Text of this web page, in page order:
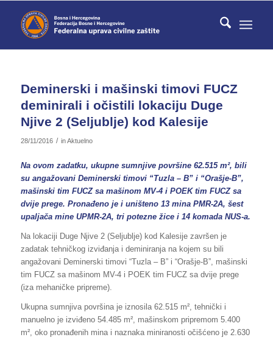
Deminerski i mašinski timovi FUCZ
deminirali i očistili lokaciju Duge
Njive 2 (Seljublje) kod Kalesije
28/11/2016 / inAktuelno
Na ovom zadatku, ukupne sumnjive površine 62.515 m², bili
su angažovani Deminerski timovi “Tuzla – B” i “Orašje-B”,
mašinski tim FUCZ sa mašinom MV-4 i POEK tim FUCZ sa
dvije prege. Pronađeno je i uništeno 13 mina PMR-2A, šest
upaljača mine UPMR-2A, tri potezne žice i 14 komada NUS-a.
Na lokaciji Duge Njive 2 (Seljublje) kod Kalesije završen je
zadatak tehničkog izviđanja i deminiranja na kojem su bili
angažovani Deminerski timovi “Tuzla – B” i “Orašje-B”, mašinski
tim FUCZ sa mašinom MV-4 i POEK tim FUCZ sa dvije prege
(iza mehaničke pripreme).
Ukupna sumnjiva površina je iznosila 62.515 m², tehnički i
manuelno je izviđeno 54.485 m², mašinskom pripremom 5.400
m², oko pronađenih mina i naznaka miniranosti očišćeno je 2.630